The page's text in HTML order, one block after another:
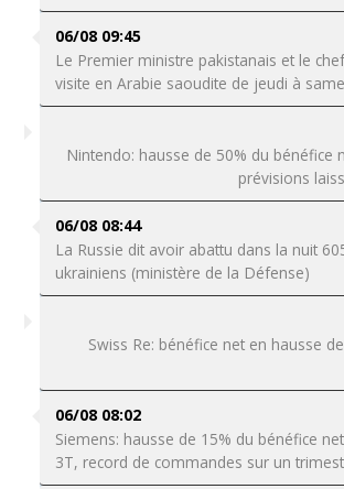
06/08 09:45
Le Premier ministre pakistanais et le
visite en Arabie saoudite de jeudi à
Nintendo: hausse de 50% du bénéfice
prévisions
06/08 08:44
La Russie dit avoir abattu dans la nuit
ukrainiens (ministère de la Défense)
Swiss Re: bénéfice net en hausse
06/08 08:02
Siemens: hausse de 15% du bénéfice
3T, record de commandes sur un